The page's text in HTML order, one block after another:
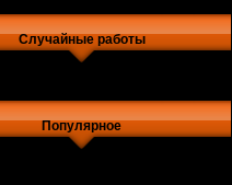
Случайные работы
Популярное